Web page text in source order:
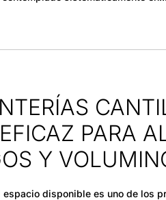
PARA
Y
espacio disponible es uno de los